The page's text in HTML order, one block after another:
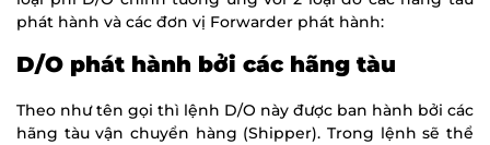
phát hành và các đơn vị Forwarder phát hành:
D/O phát hành bởi các hãng tàu
Theo như tên gọi thì lệnh D/O này được ban hành bởi các
hãng tàu vận chuyển hàng (Shipper). Trong lệnh sẽ thể